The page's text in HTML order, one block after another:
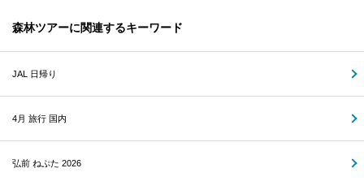
森林ツアーに関連するキーワード
JAL 日帰り
4月 旅行 国内
弘前 ねぷた 2026